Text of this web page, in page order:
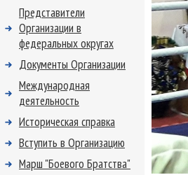
Представители
Организации в
федеральных округах
Документы Организации
Международная
деятельность
Историческая справка
Вступить в Организацию
Марш "Боевого Братства"